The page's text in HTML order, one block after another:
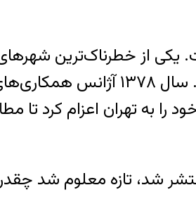
یکی از خطرناک‌ترین
به تهران اعزام کرد تا
منتشر شد، تازه معلوم شد